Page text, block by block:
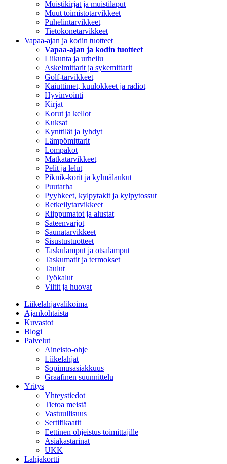
Muistikirjat ja muistilaput
Muut toimistotarvikkeet
Puhelintarvikkeet
Tietokonetarvikkeet
Vapaa-ajan ja kodin tuotteet
Vapaa-ajan ja kodin tuotteet
Liikunta ja urheilu
Askelmittarit ja sykemittarit
Golf-tarvikkeet
Kaiuttimet, kuulokkeet ja radiot
Hyvinvointi
Kirjat
Korut ja kellot
Kuksat
Kynttilät ja lyhdyt
Lämpömittarit
Lompakot
Matkatarvikkeet
Pelit ja lelut
Piknik-korit ja kylmälaukut
Puutarha
Pyyhkeet, kylpytakit ja kylpytossut
Retkeilytarvikkeet
Riippumatot ja alustat
Sateenvarjot
Saunatarvikkeet
Sisustustuotteet
Taskulamput ja otsalamput
Taskumatit ja termokset
Taulut
Työkalut
Viltit ja huovat
Liikelahjavalikoima
Ajankohtaista
Kuvastot
Blogi
Palvelut
Aineisto-ohje
Liikelahjat
Sopimusasiakkuus
Graafinen suunnittelu
Yritys
Yhteystiedot
Tietoa meistä
Vastuullisuus
Sertifikaatit
Eettinen ohjeistus toimittajille
Asiakastarinat
UKK
Lahjakortti